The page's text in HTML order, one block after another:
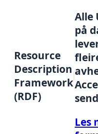
Resource
Description
Framework
(RDF)
Alle
på
Les